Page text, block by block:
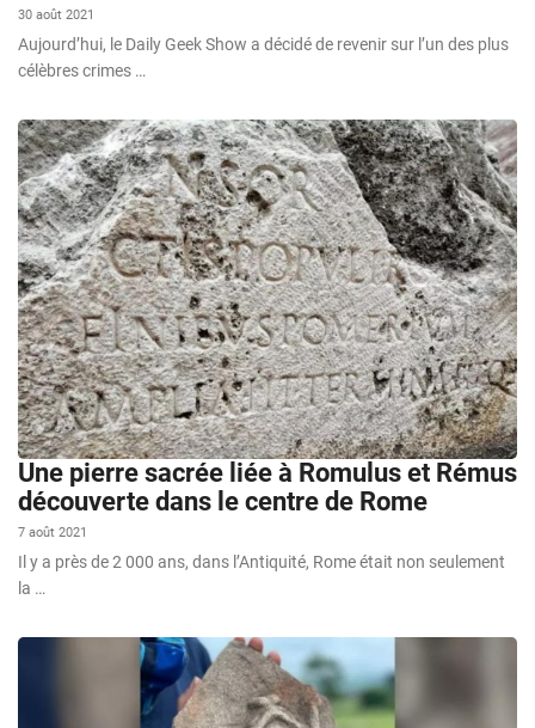
30 août 2021
Aujourd’hui, le Daily Geek Show a décidé de revenir sur l’un des plus
célèbres crimes …
Une pierre sacrée liée à Romulus et Rémus
découverte dans le centre de Rome
7 août 2021
Il y a près de 2 000 ans, dans l’Antiquité, Rome était non seulement
la …